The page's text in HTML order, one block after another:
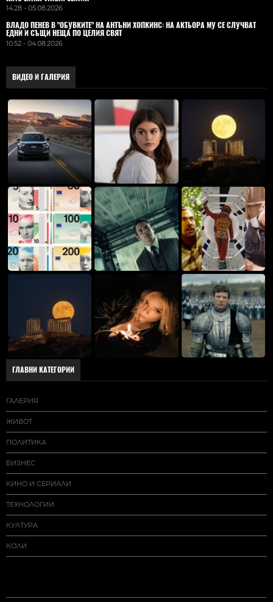
14:28 - 05.08.2026
ВЛАДO ПЕНЕВ В "ОБУВКИТЕ" НА АНТЪНИ ХОПКИНС: НА АКТЬОРА МУ СЕ СЛУЧВАТ
ЕДНИ И СЪЩИ НЕЩА ПО ЦЕЛИЯ СВЯТ
10:52 - 04.08.2026
ВИДЕО И ГАЛЕРИЯ
ГЛАВНИ КАТЕГОРИИ
ГАЛЕРИЯ
ЖИВОТ
ПОЛИТИКА
БИЗНЕС
КИНО И СЕРИАЛИ
ТЕХНОЛОГИИ
КУЛТУРА
КОЛИ